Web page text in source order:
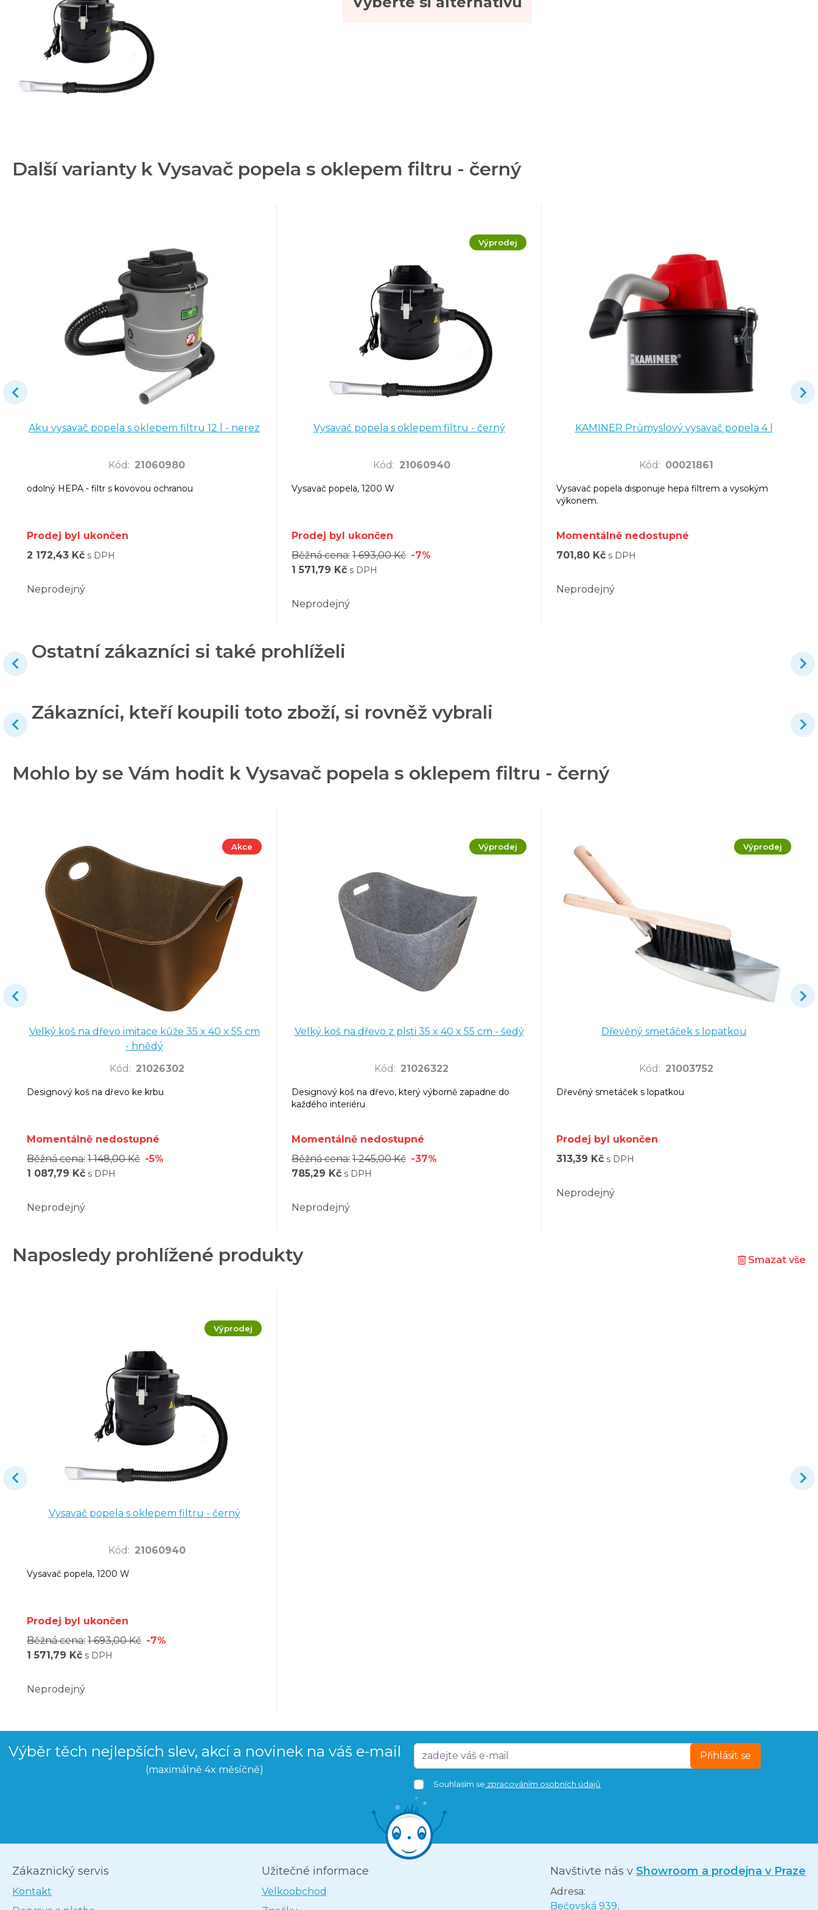
Další varianty k Vysavač popela s oklepem filtru - černý
Aku vysavač popela s oklepem filtru 12 l - nerez
Kód : 21060980
odolný HEPA - filtr s kovovou ochranou
Prodej byl ukončen
2 172,43 Kč s DPH
Neprodejný
Výprodej
Vysavač popela s oklepem filtru - černý
Kód : 21060940
Vysavač popela, 1200 W
Prodej byl ukončen
Běžná cena: 1 693,00 Kč -7%
1 571,79 Kč s DPH
Neprodejný
KAMINER Průmyslový vysavač popela 4 l
Kód : 00021861
Vysavač popela disponuje hepa filtrem a vysokým
výkonem.
Momentálně nedostupné
701,80 Kč s DPH
Neprodejný
Ostatní zákazníci si také prohlíželi
Zákazníci, kteří koupili toto zboží, si rovněž vybrali
Mohlo by se Vám hodit k Vysavač popela s oklepem filtru - černý
Akce
Velký koš na dřevo imitace kůže 35 x 40 x 55 cm
- hnědý
Kód : 21026302
Designový koš na dřevo ke krbu
Momentálně nedostupné
Běžná cena: 1 148,00 Kč -5%
1 087,79 Kč s DPH
Neprodejný
Výprodej
Velký koš na dřevo z plsti 35 x 40 x 55 cm - šedý
Kód : 21026322
Designový koš na dřevo, který výborně zapadne do
každého interiéru
Momentálně nedostupné
Běžná cena: 1 245,00 Kč -37%
785,29 Kč s DPH
Neprodejný
Výprodej
Dřevěný smetáček s lopatkou
Kód : 21003752
Dřevěný smetáček s lopatkou
Prodej byl ukončen
313,39 Kč s DPH
Neprodejný
Naposledy prohlížené produkty Smazat vše
Výprodej
Vysavač popela s oklepem filtru - černý
Kód : 21060940
Vysavač popela, 1200 W
Prodej byl ukončen
Běžná cena: 1 693,00 Kč -7%
1 571,79 Kč s DPH
Neprodejný
Výběr těch nejlepších slev, akcí a novinek na váš e-mail
(maximálně 4x měsíčně)
Přihlásit se
Souhlasím se zpracováním osobních údajů
Zákaznický servis
Kontakt
Užitečné informace
Velkoobchod
Navštivte nás v Showroom a prodejna v Praze
Adresa:
Bečovská 939,